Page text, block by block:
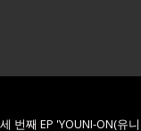
번째 EP 'YOUNI-ON(유